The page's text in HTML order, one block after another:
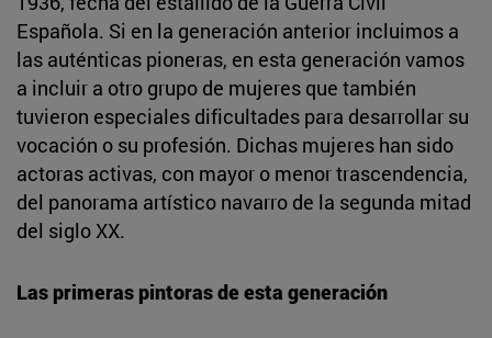
Española. Si en la generación anterior incluimos a
las auténticas pioneras, en esta generación vamos
a incluir a otro grupo de mujeres que también
tuvieron especiales dificultades para desarrollar su
vocación o su profesión. Dichas mujeres han sido
actoras activas, con mayor o menor trascendencia,
del panorama artístico navarro de la segunda mitad
del siglo XX.
Las primeras pintoras de esta generación